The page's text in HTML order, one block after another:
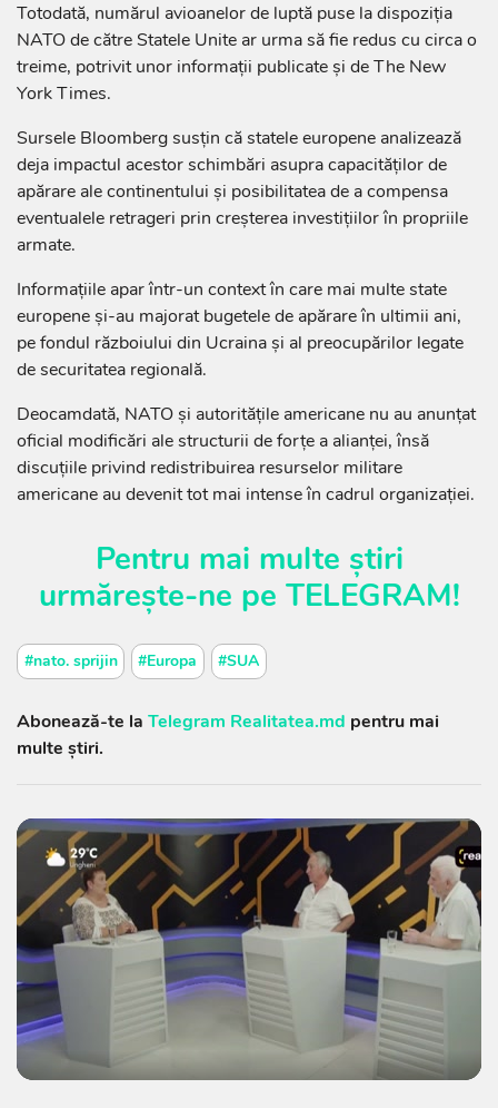
Totodată, numărul avioanelor de luptă puse la dispoziția
NATO de către Statele Unite ar urma să fie redus cu circa o
treime, potrivit unor informații publicate și de The New
York Times.
Sursele Bloomberg susțin că statele europene analizează
deja impactul acestor schimbări asupra capacităților de
apărare ale continentului și posibilitatea de a compensa
eventualele retrageri prin creșterea investițiilor în propriile
armate.
Informațiile apar într-un context în care mai multe state
europene și-au majorat bugetele de apărare în ultimii ani,
pe fondul războiului din Ucraina și al preocupărilor legate
de securitatea regională.
Deocamdată, NATO și autoritățile americane nu au anunțat
oficial modificări ale structurii de forțe a alianței, însă
discuțiile privind redistribuirea resurselor militare
americane au devenit tot mai intense în cadrul organizației.
Pentru mai multe știri
urmărește-ne pe TELEGRAM!
#nato. sprijin #Europa #SUA
Abonează-te la Telegram Realitatea.md pentru mai
multe știri.